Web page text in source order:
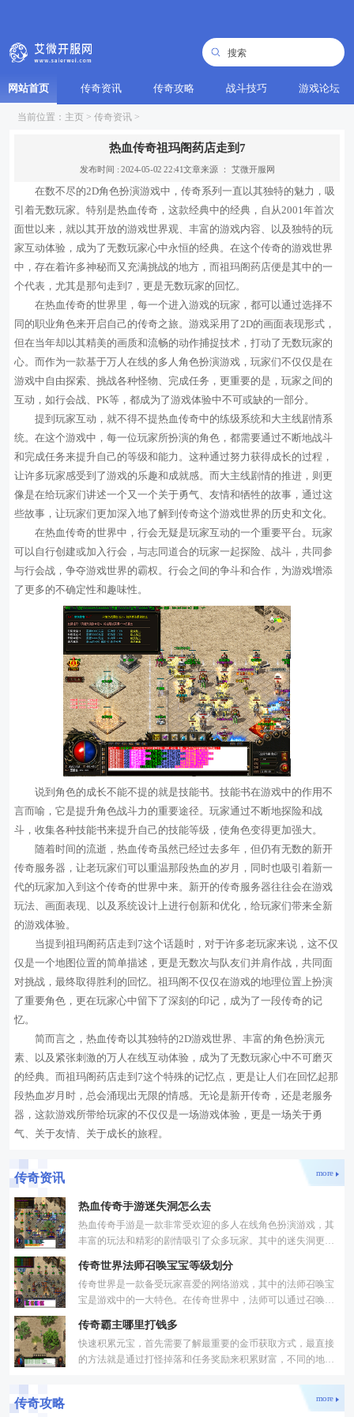
网站首页 传奇资讯 传奇攻略 战斗技巧 游戏论坛
当前位置： 主页 > 传奇资讯 >
热血传奇祖玛阁药店走到7
发布时间 : 2024-05-02 22:41文章来源 ： 艾微开服网
在数不尽的2D角色扮演游戏中，传奇系列一直以其独特的魅力，吸
引着无数玩家。特别是热血传奇，这款经典中的经典，自从2001年首次
面世以来，就以其开放的游戏世界观、丰富的游戏内容、以及独特的玩
家互动体验，成为了无数玩家心中永恒的经典。在这个传奇的游戏世界
中，存在着许多神秘而又充满挑战的地方，而祖玛阁药店便是其中的一
个代表，尤其是那句走到7，更是无数玩家的回忆。
在热血传奇的世界里，每一个进入游戏的玩家，都可以通过选择不
同的职业角色来开启自己的传奇之旅。游戏采用了2D的画面表现形式，
但在当年却以其精美的画质和流畅的动作捕捉技术，打动了无数玩家的
心。而作为一款基于万人在线的多人角色扮演游戏，玩家们不仅仅是在
游戏中自由探索、挑战各种怪物、完成任务，更重要的是，玩家之间的
互动，如行会战、PK等，都成为了游戏体验中不可或缺的一部分。
提到玩家互动，就不得不提热血传奇中的练级系统和大主线剧情系
统。在这个游戏中，每一位玩家所扮演的角色，都需要通过不断地战斗
和完成任务来提升自己的等级和能力。这种通过努力获得成长的过程，
让许多玩家感受到了游戏的乐趣和成就感。而大主线剧情的推进，则更
像是在给玩家们讲述一个又一个关于勇气、友情和牺牲的故事，通过这
些故事，让玩家们更加深入地了解到传奇这个游戏世界的历史和文化。
在热血传奇的世界中，行会无疑是玩家互动的一个重要平台。玩家
可以自行创建或加入行会，与志同道合的玩家一起探险、战斗，共同参
与行会战，争夺游戏世界的霸权。行会之间的争斗和合作，为游戏增添
了更多的不确定性和趣味性。
说到角色的成长不能不提的就是技能书。技能书在游戏中的作用不
言而喻，它是提升角色战斗力的重要途径。玩家通过不断地探险和战
斗，收集各种技能书来提升自己的技能等级，使角色变得更加强大。
随着时间的流逝，热血传奇虽然已经过去多年，但仍有无数的新开
传奇服务器，让老玩家们可以重温那段热血的岁月，同时也吸引着新一
代的玩家加入到这个传奇的世界中来。新开的传奇服务器往往会在游戏
玩法、画面表现、以及系统设计上进行创新和优化，给玩家们带来全新
的游戏体验。
当提到祖玛阁药店走到7这个话题时，对于许多老玩家来说，这不仅
仅是一个地图位置的简单描述，更是无数次与队友们并肩作战，共同面
对挑战，最终取得胜利的回忆。祖玛阁不仅仅在游戏的地理位置上扮演
了重要角色，更在玩家心中留下了深刻的印记，成为了一段传奇的记
忆。
简而言之，热血传奇以其独特的2D游戏世界、丰富的角色扮演元
素、以及紧张刺激的万人在线互动体验，成为了无数玩家心中不可磨灭
的经典。而祖玛阁药店走到7这个特殊的记忆点，更是让人们在回忆起那
段热血岁月时，总会涌现出无限的情感。无论是新开传奇，还是老服务
器，这款游戏所带给玩家的不仅仅是一场游戏体验，更是一场关于勇
气、关于友情、关于成长的旅程。
传奇资讯 more
热血传奇手游迷失洞怎么去
热血传奇手游是一款非常受欢迎的多人在线角色扮演游戏，其
丰富的玩法和精彩的剧情吸引了众多玩家。其中的迷失洞更是
传奇世界法师召唤宝宝等级划分
传奇世界是一款备受玩家喜爱的网络游戏，其中的法师召唤宝
宝是游戏中的一大特色。在传奇世界中，法师可以通过召唤宝
传奇霸主哪里打钱多
快速积累元宝，首先需要了解最重要的金币获取方式，最直接
的方法就是通过打怪掉落和任务奖励来积累财富，不同的地图
传奇攻略 more